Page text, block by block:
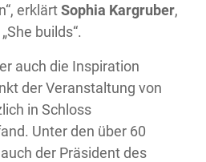
erklärtSophia Kargruber,
builds“.
auch die Inspiration
der Veranstaltung von
in Schloss
Unter den über 60
der Präsident des